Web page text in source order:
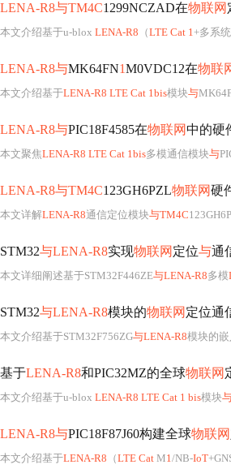
LENA-R8与TM4C1299NCZAD在物联网
本文介绍基于u-blox LENA-R8 （LTE Cat 1+多系统
LENA-R8与MK64FN1M0VDC12在物联
本文介绍基于LENA-R8 LTE Cat 1bis模块与
LENA-R8与PIC18F4585在物联网中的硬
本文聚焦LENA-R8 LTE Cat 1bis多模通信模块与
LENA-R8与TM4C123GH6PZL物联网硬
本文详解LENA-R8通信定位模块与TM4C
STM32与LENA-R8实现物联网 定位与通
本文详细阐述基于STM32F446ZE与LENA-R8多模
STM32与LENA-R8模块的物联网 定位通
本文介绍基于STM32F756ZG与LENA-R8模块的
基于LENA-R8和PIC32MZ的全球物联网
本文介绍基于u-blox LENA-R8 LTE Cat 1 bis模块
LENA-R8与PIC18F87J60构建全球物联网
本文介绍基于LENA-R8 （LTE Cat M1/NB-IoT